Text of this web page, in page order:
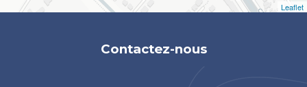
Leaflet
Contactez-nous